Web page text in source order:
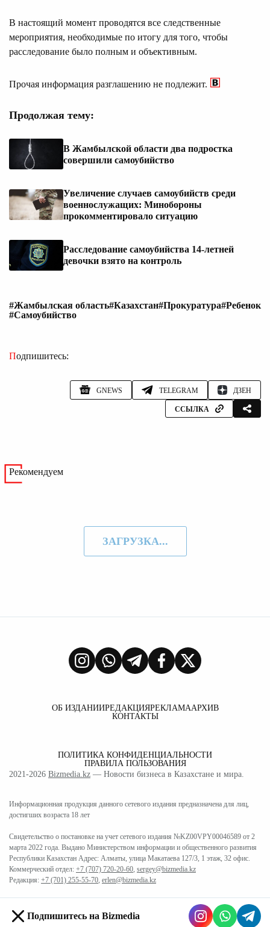
В настоящий момент проводятся все следственные
мероприятия, необходимые по итогу для того, чтобы
расследование было полным и объективным.
Прочая информация разглашению не подлежит.
Продолжая тему:
В Жамбылской области два подростка
совершили самоубийство
Увеличение случаев самоубийств среди
военнослужащих: Минобороны
прокомментировало ситуацию
Расследование самоубийства 14-летней
девочки взято на контроль
#Жамбылская область#Казахстан#Прокуратура#Ребенок
#Самоубийство
Подпишитесь:
GNEWS TELEGRAM ДЗЕН
ССЫЛКА
Рекомендуем
ЗАГРУЗКА...
ОБ ИЗДАНИИРЕДАКЦИЯРЕКЛАМААРХИВ
КОНТАКТЫ
ПОЛИТИКА КОНФИДЕНЦИАЛЬНОСТИ
ПРАВИЛА ПОЛЬЗОВАНИЯ
2021-2026 Bizmedia.kz — Новости бизнеса в Казахстане и мира.
Информационная продукция данного сетевого издания предназначена для лиц,
достигших возраста 18 лет
Свидетельство о постановке на учет сетевого издания №KZ00VPY00046589 от 2
марта 2022 года. Выдано Министерством информации и общественного развития
Республики Казахстан Адрес: Алматы, улица Макатаева 127/3, 1 этаж, 32 офис.
Коммерческий отдел: +7 (707) 720-20-60 sergey@bizmedia.kz
Редакция: +7 (701) 255-55-70 erlen@bizmedia.kz
Подпишитесь на Bizmedia